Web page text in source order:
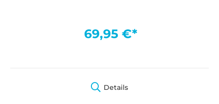
69,95 €*
Details